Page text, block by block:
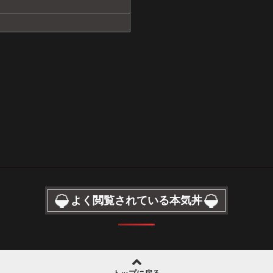
よく閲覧されている本気丼